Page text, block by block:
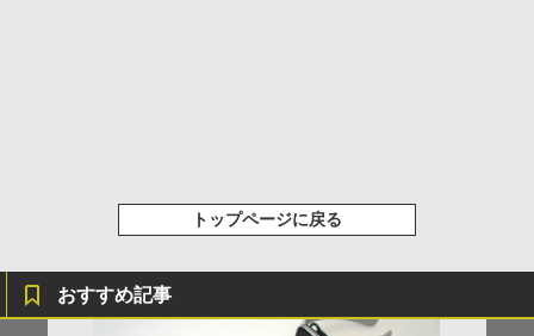
トップページに戻る
おすすめ記事